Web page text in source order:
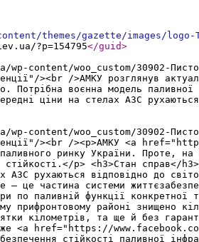
themes/gazette/images/logo-
?p=154795</guid>
woo_custom/30902-
><br />АМКУ розглянув
Потрібна воєнна модель
ціни на стелах АЗС
woo_custom/30902-
><br /><p>АМКУ <a
ринку України. Проте,
p> <h3>Стан справ</
АЗС рухаються відповідно до
— це частина системи
по паливній функції конкретної
прифронтовому районі знищено
кілометрів, та ще й без
<a href="https://
стійкості паливної